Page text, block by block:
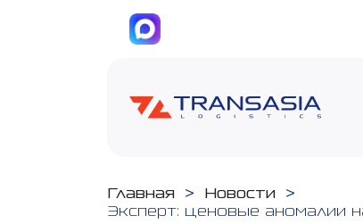
Главная > Новости >
Эксперт: ценовые аномалии